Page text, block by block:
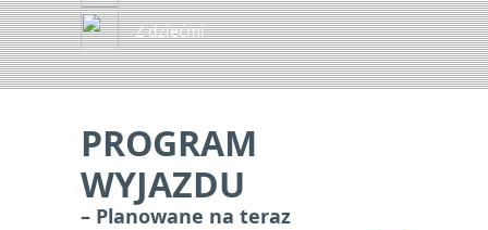
Z dziećmi
PROGRAM
WYJAZDU
– Planowane na teraz